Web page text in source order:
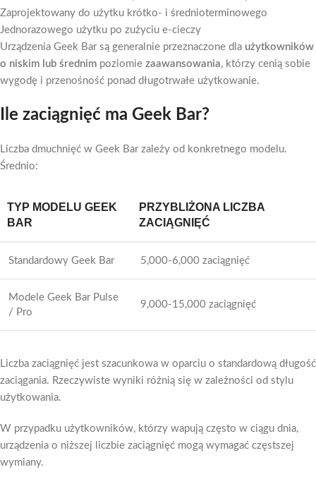
Zaprojektowany do użytku krótko- i średnioterminowego
Jednorazowego użytku po zużyciu e-cieczy
Urządzenia Geek Bar są generalnie przeznaczone dla użytkowników
o niskim lub średnim poziomie zaawansowania, którzy cenią sobie
wygodę i przenośność ponad długotrwałe użytkowanie.
Ile zaciągnięć ma Geek Bar?
Liczba dmuchnięć w Geek Bar zależy od konkretnego modelu.
Średnio:
TYP MODELU GEEK
BAR
PRZYBLIŻONA LICZBA
ZACIĄGNIĘĆ
Standardowy Geek Bar 5,000-6,000 zaciągnięć
Modele Geek Bar Pulse
/ Pro
9,000-15,000 zaciągnięć
Liczba zaciągnięć jest szacunkowa w oparciu o standardową długość
zaciągania. Rzeczywiste wyniki różnią się w zależności od stylu
użytkowania.
W przypadku użytkowników, którzy wapują często w ciągu dnia,
urządzenia o niższej liczbie zaciągnięć mogą wymagać częstszej
wymiany.